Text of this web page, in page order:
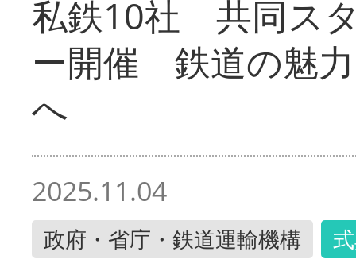
私鉄10社 共同ス
ー開催 鉄道の魅
へ
2025.11.04
政府・省庁・鉄道運輸機構